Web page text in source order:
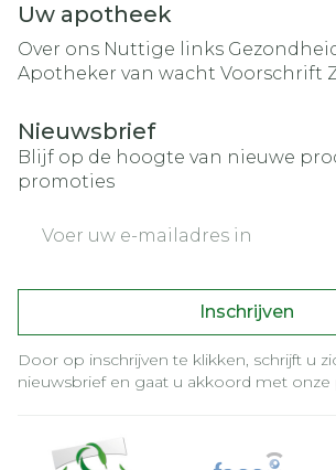
Uw apotheek
Over ons Nuttige links
Apotheker van wacht Voorschrift
Nieuwsbrief
Blijf op de hoogte van nieuwe
promoties
Inschrijven
Door op inschrijven te klikken, schrijft u
nieuwsbrief en gaat u akkoord met onze